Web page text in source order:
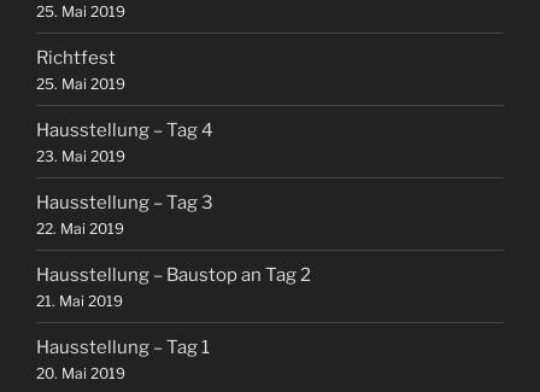
25. Mai 2019
Richtfest
25. Mai 2019
Hausstellung – Tag 4
23. Mai 2019
Hausstellung – Tag 3
22. Mai 2019
Hausstellung – Baustop an Tag 2
21. Mai 2019
Hausstellung – Tag 1
20. Mai 2019